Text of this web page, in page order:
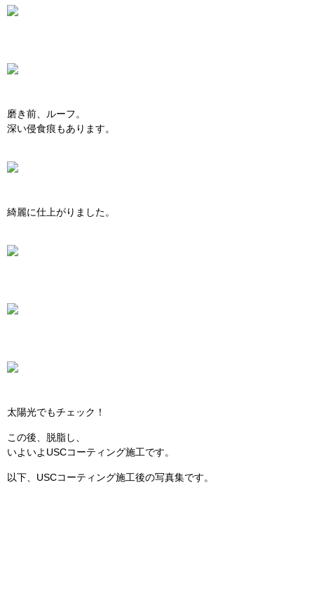
磨き前、ルーフ。
深い侵食痕もあります。
綺麗に仕上がりました。
太陽光でもチェック！
この後、脱脂し、
いよいよUSCコーティング施工です。
以下、USCコーティング施工後の写真集です。